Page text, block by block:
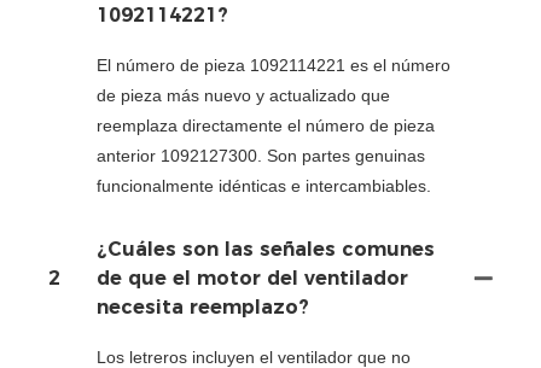
1092114221?
El número de pieza 1092114221 es el número
de pieza más nuevo y actualizado que
reemplaza directamente el número de pieza
anterior 1092127300. Son partes genuinas
funcionalmente idénticas e intercambiables.
2
¿Cuáles son las señales comunes
de que el motor del ventilador
necesita reemplazo?
Los letreros incluyen el ventilador que no